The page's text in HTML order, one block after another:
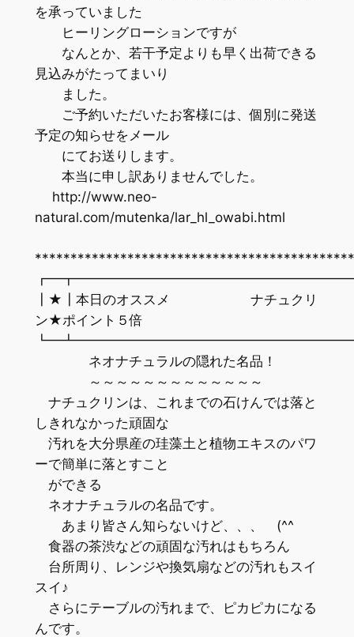
を承っていました
ヒーリングローションですが
なんとか、若干予定よりも早く出荷できる
見込みがたってまいり
ました。
ご予約いただいたお客様には、個別に発送
予定の知らせをメール
にてお送りします。
本当に申し訳ありませんでした。
http://www.neo-
natural.com/mutenka/lar_hl_owabi.html
┃★┃本日のオススメ ナチュクリ
ン★ポイント５倍
ネオナチュラルの隠れた名品！
～～～～～～～～～～～～～
ナチュクリンは、これまでの石けんでは落と
しきれなかった頑固な
汚れを大分県産の珪藻土と植物エキスのパワ
ーで簡単に落とすこと
ができる
ネオナチュラルの名品です。
あまり皆さん知らないけど、、、 (^^ゞ
食器の茶渋などの頑固な汚れはもちろん
台所周り、レンジや換気扇などの汚れもスイ
スイ♪
さらにテーブルの汚れまで、ピカピカになる
んです。